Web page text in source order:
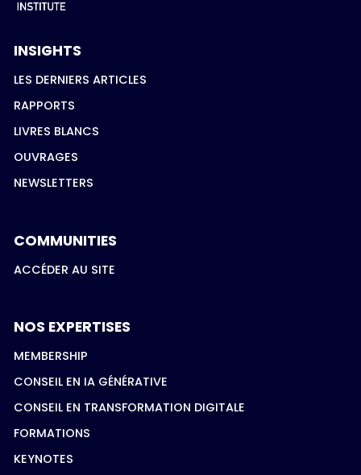
INSIGHTS
LES DERNIERS ARTICLES
RAPPORTS
LIVRES BLANCS
OUVRAGES
NEWSLETTERS
COMMUNITIES
ACCÉDER AU SITE
NOS EXPERTISES
MEMBERSHIP
CONSEIL EN IA GÉNÉRATIVE
CONSEIL EN TRANSFORMATION DIGITALE
FORMATIONS
KEYNOTES